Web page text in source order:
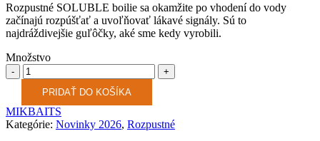
Rozpustné SOLUBLE boilie sa okamžite po vhodení do vody
začínajú rozpúšťať a uvoľňovať lákavé signály. Sú to
najdráždivejšie guľôčky, aké sme kedy vyrobili.
Množstvo
Množstvo
PRIDAŤ DO KOŠÍKA
MIKBAITS
Kategórie: Novinky 2026, Rozpustné